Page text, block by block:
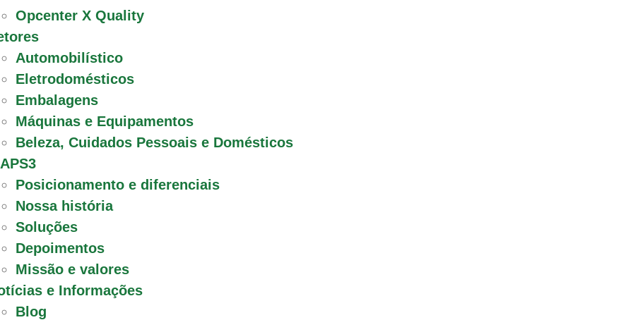
Opcenter X Quality
Automobilístico
Eletrodomésticos
Embalagens
Máquinas e Equipamentos
Beleza, Cuidados Pessoais e Domésticos
Posicionamento e diferenciais
Nossa história
Soluções
Depoimentos
Missão e valores
e Informações
Blog